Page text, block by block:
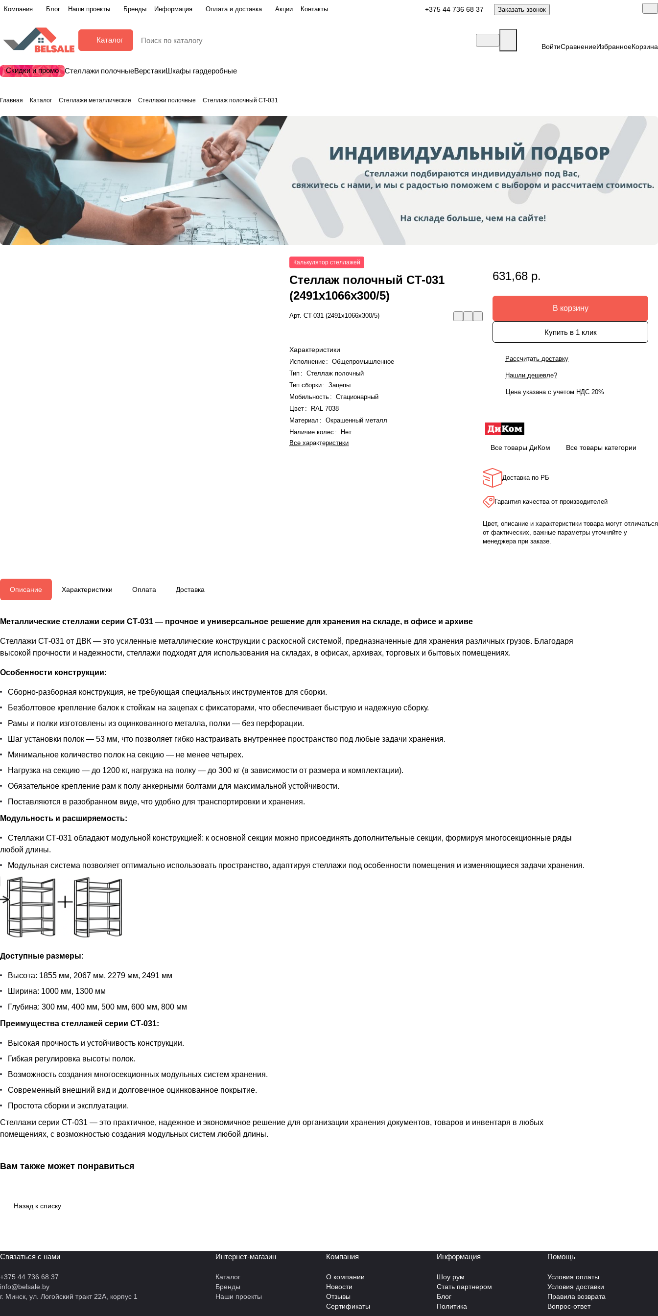
Компания Блог Наши проекты Бренды Информация Оплата и доставка Акции Контакты +375 44 736 68 37 Заказать звонок
Каталог
ВойтиСравнениеИзбранноеКорзина
Скидки и промо Стеллажи полочныеВерстакиШкафы гардеробные
Главная Каталог Стеллажи металлические Стеллажи полочные Стеллаж полочный СT-031
Калькулятор стеллажей
Стеллаж полочный СT-031
(2491x1066x300/5)
Арт.СT-031 (2491x1066x300/5)
Характеристики
Исполнение :
Общепромышленное
Тип :
Стеллаж полочный
Тип сборки:
Зацепы
Мобильность :
Стационарный
Цвет :
RAL 7038
Материал :
Окрашенный металл
Наличие колес :
Нет
Все характеристики
631,68 р.
В корзину
Купить в 1 клик
Рассчитать доставку
Нашли дешевле?
Цена указана с учетом НДС 20%
Все товары ДиКом Все товары категории
Доставка по РБ
Гарантия качества от производителей
Цвет, описание и характеристики товара могут отличаться
от фактических, важные параметры уточняйте у
менеджера при заказе.
Описание Характеристики Оплата Доставка
Металлические стеллажи серии СТ-031 — прочное и универсальное решение для хранения на складе, в офисе и архиве
Стеллажи СТ-031 от ДВК — это усиленные металлические конструкции с раскосной системой, предназначенные для хранения различных грузов. Благодаря
высокой прочности и надежности, стеллажи подходят для использования на складах, в офисах, архивах, торговых и бытовых помещениях.
Особенности конструкции:
Сборно-разборная конструкция, не требующая специальных инструментов для сборки.
Безболтовое крепление балок к стойкам на зацепах с фиксаторами, что обеспечивает быструю и надежную сборку.
Рамы и полки изготовлены из оцинкованного металла, полки — без перфорации.
Шаг установки полок — 53 мм, что позволяет гибко настраивать внутреннее пространство под любые задачи хранения.
Минимальное количество полок на секцию — не менее четырех.
Нагрузка на секцию — до 1200 кг, нагрузка на полку — до 300 кг (в зависимости от размера и комплектации).
Обязательное крепление рам к полу анкерными болтами для максимальной устойчивости.
Поставляются в разобранном виде, что удобно для транспортировки и хранения.
Модульность и расширяемость:
Стеллажи СТ-031 обладают модульной конструкцией: к основной секции можно присоединять дополнительные секции, формируя многосекционные ряды
любой длины.
Модульная система позволяет оптимально использовать пространство, адаптируя стеллажи под особенности помещения и изменяющиеся задачи хранения.
Доступные размеры:
Высота: 1855 мм, 2067 мм, 2279 мм, 2491 мм
Ширина: 1000 мм, 1300 мм
Глубина: 300 мм, 400 мм, 500 мм, 600 мм, 800 мм
Преимущества стеллажей серии СТ-031:
Высокая прочность и устойчивость конструкции.
Гибкая регулировка высоты полок.
Возможность создания многосекционных модульных систем хранения.
Современный внешний вид и долговечное оцинкованное покрытие.
Простота сборки и эксплуатации.
Стеллажи серии СТ-031 — это практичное, надежное и экономичное решение для организации хранения документов, товаров и инвентаря в любых
помещениях, с возможностью создания модульных систем любой длины.
Вам также может понравиться
Назад к списку
Связаться с нами
+375 44 736 68 37
info@belsale.by
г. Минск, ул. Логойский тракт 22А, корпус 1
Интернет-магазин
Каталог
Бренды
Наши проекты
Компания
О компании
Новости
Отзывы
Сертификаты
Информация
Шоу рум
Стать партнером
Блог
Политика
Помощь
Условия оплаты
Условия доставки
Правила возврата
Вопрос-ответ